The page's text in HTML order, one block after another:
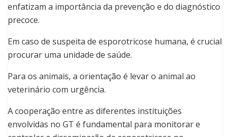
enfatizam a importância da prevenção e do diagnóstico
precoce.
Em caso de suspeita de esporotricose humana, é crucial
procurar uma unidade de saúde.
Para os animais, a orientação é levar o animal ao
veterinário com urgência.
A cooperação entre as diferentes instituições
envolvidas no GT é fundamental para monitorar e